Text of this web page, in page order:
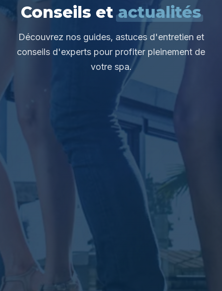
Conseils etactualités
Découvrez nos guides, astuces d'entretien et
conseils d'experts pour profiter pleinement de
votre spa.